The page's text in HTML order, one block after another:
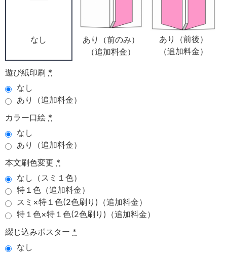
なし
あり（前のみ）
（追加料金）
あり（前後）
（追加料金）
遊び紙印刷 *
なし
あり（追加料金）
カラー口絵 *
なし
あり（追加料金）
本文刷色変更 *
なし（スミ１色）
特１色（追加料金）
スミ×特１色(2色刷り)（追加料金）
特１色×特１色(2色刷り)（追加料金）
綴じ込みポスター *
なし